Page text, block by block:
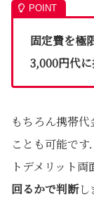
固定費を極
3,000円代に
もちろん携帯
ことも可能で
トデメリット両
回るかで判断し